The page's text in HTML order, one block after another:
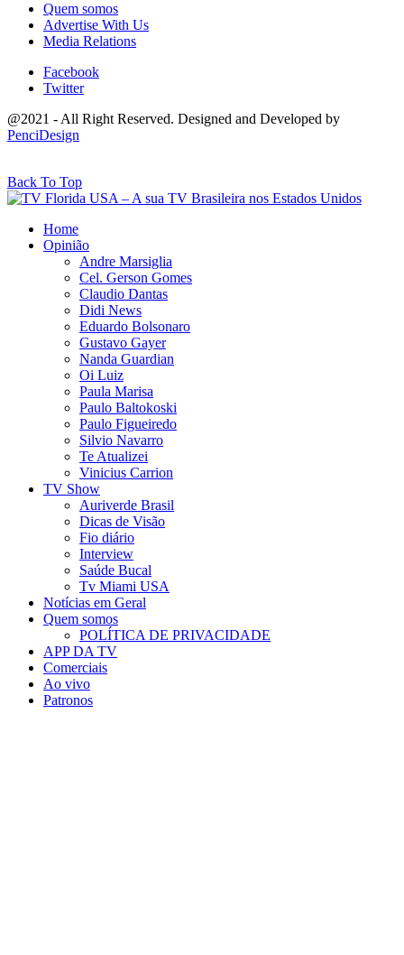
Quem somos
Advertise With Us
Media Relations
Facebook
Twitter
@2021 - All Right Reserved. Designed and Developed by
PenciDesign
Back To Top
Home
Opinião
Andre Marsiglia
Cel. Gerson Gomes
Claudio Dantas
Didi News
Eduardo Bolsonaro
Gustavo Gayer
Nanda Guardian
Oi Luiz
Paula Marisa
Paulo Baltokoski
Paulo Figueiredo
Silvio Navarro
Te Atualizei
Vinicius Carrion
TV Show
Auriverde Brasil
Dicas de Visão
Fio diário
Interview
Saúde Bucal
Tv Miami USA
Notícias em Geral
Quem somos
POLÍTICA DE PRIVACIDADE
APP DA TV
Comerciais
Ao vivo
Patronos